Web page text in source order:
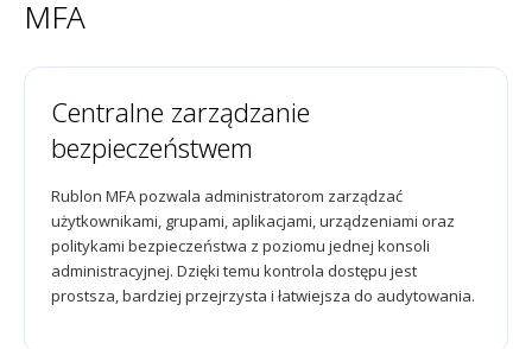
MFA
Centralne zarządzanie
bezpieczeństwem
Rublon MFA pozwala administratorom zarządzać
użytkownikami, grupami, aplikacjami, urządzeniami oraz
politykami bezpieczeństwa z poziomu jednej konsoli
administracyjnej. Dzięki temu kontrola dostępu jest
prostsza, bardziej przejrzysta i łatwiejsza do audytowania.